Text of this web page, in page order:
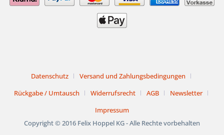
Datenschutz
Versand und Zahlungsbedingungen
Rückgabe / Umtausch
Widerrufsrecht AGB
Newsletter
Impressum
Copyright © 2016 Felix Hoppel KG - Alle Rechte vorbehalten